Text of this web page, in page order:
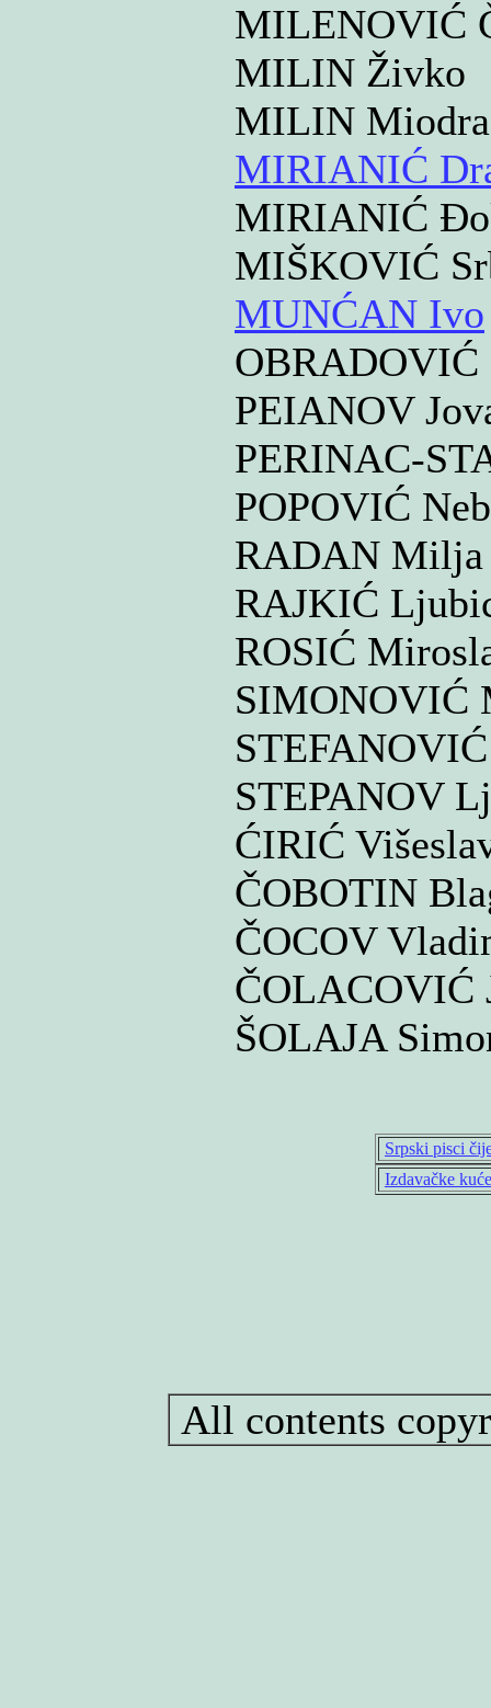
MILENOVIĆ
MILIN Živko
MILIN
MIRIANIĆ
MIRIANIĆ
MIŠKOVIĆ
MUNĆAN Ivo
PEIANOV
PERINAC-
POPOVIĆ
RADAN
RAJKIĆ
ROSIĆ
SIMONOVIĆ
STEPANOV
ĆIRIĆ
ČOBOTIN
ČOCOV
ČOLACOVIĆ
ŠOLAJA
Srpski pisci
Izdavačke kuće
All contents